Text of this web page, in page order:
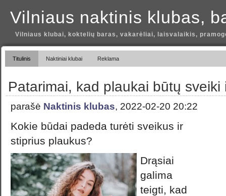
Vilniaus naktinis klubas,
Vilniaus klubai, koktelių baras, vakarėliai, laisvalaikis,
Titulinis Naktiniai klubai Reklama
Patarimai, kad plaukai būtų sveiki
parašė Naktinis klubas, 2022-02-20 20:22
Kokie būdai padeda turėti sveikus ir
stiprius plaukus?
Drąsiai
galima
teigti, kad